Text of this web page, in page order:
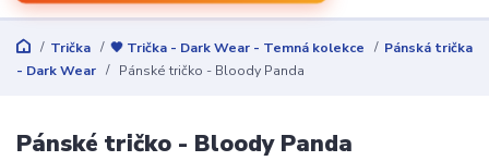
Trička 🖤 Trička - Dark Wear - Temná kolekce
Pánská trička
- Dark Wear
Pánské tričko - Bloody Panda
Pánské tričko - Bloody Panda